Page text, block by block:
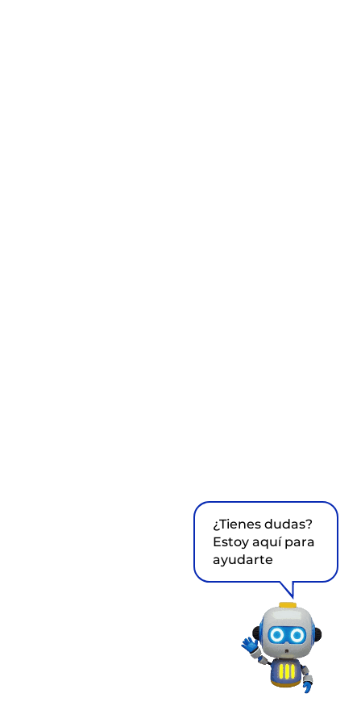
¿Tienes dudas?
Estoy aquí para
ayudarte